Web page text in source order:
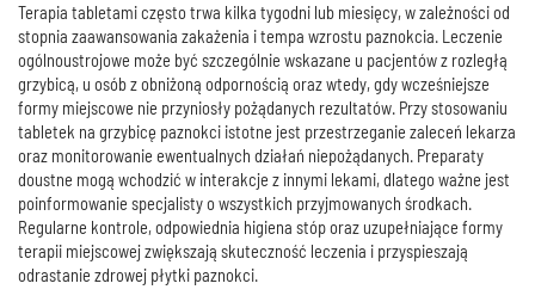
Terapia tabletami często trwa kilka tygodni lub miesięcy, w zależności od
stopnia zaawansowania zakażenia i tempa wzrostu paznokcia. Leczenie
ogólnoustrojowe może być szczególnie wskazane u pacjentów z rozległą
grzybicą, u osób z obniżoną odpornością oraz wtedy, gdy wcześniejsze
formy miejscowe nie przyniosły pożądanych rezultatów. Przy stosowaniu
tabletek na grzybicę paznokci istotne jest przestrzeganie zaleceń lekarza
oraz monitorowanie ewentualnych działań niepożądanych. Preparaty
doustne mogą wchodzić w interakcje z innymi lekami, dlatego ważne jest
poinformowanie specjalisty o wszystkich przyjmowanych środkach.
Regularne kontrole, odpowiednia higiena stóp oraz uzupełniające formy
terapii miejscowej zwiększają skuteczność leczenia i przyspieszają
odrastanie zdrowej płytki paznokci.